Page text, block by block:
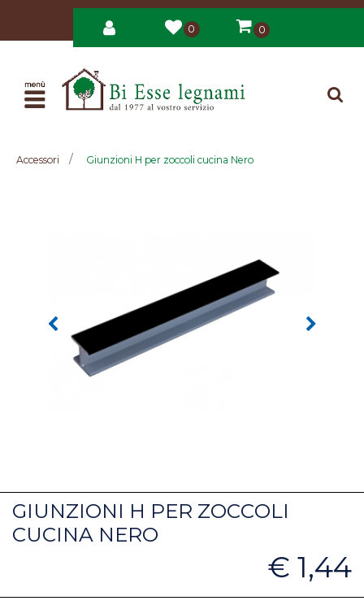
0 0
Open
Accessori Giunzioni H per zoccoli cucina Nero
GIUNZIONI H PER ZOCCOLI
CUCINA NERO
€ 1,44